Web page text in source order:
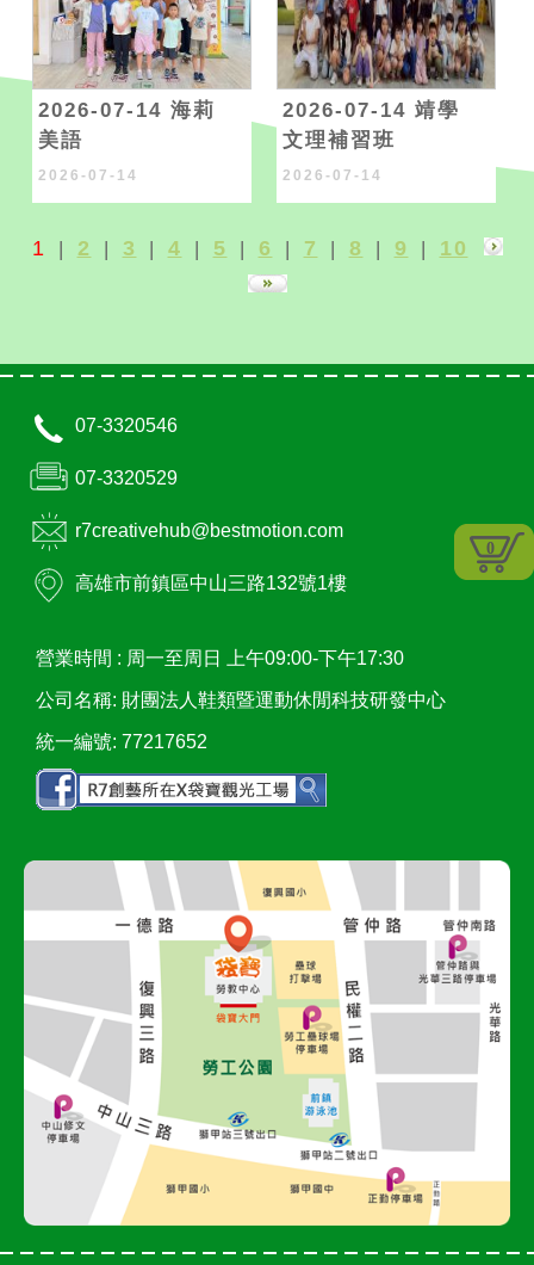
0
2026-07-14 海莉
美語
2026-07-14
2026-07-14 靖學
文理補習班
2026-07-14
1 | 2 | 3 | 4 | 5 | 6 | 7 | 8 | 9 | 10
07-3320546
07-3320529
r7creativehub@bestmotion.com
高雄市前鎮區中山三路132號1樓
營業時間 : 周一至周日 上午09:00-下午17:30
公司名稱: 財團法人鞋類暨運動休閒科技研發中心
統一編號: 77217652